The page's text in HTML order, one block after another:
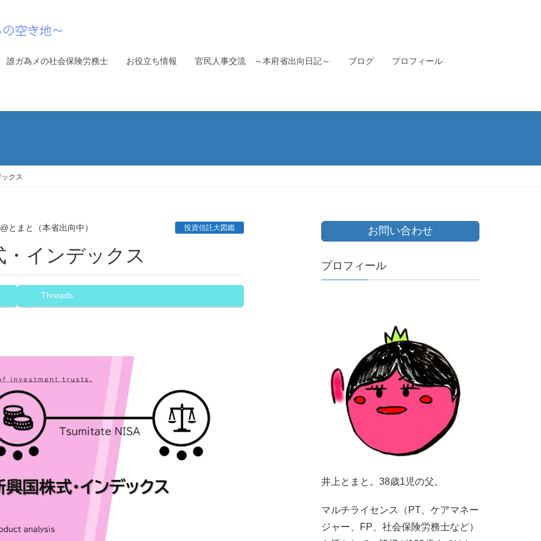
誰ガ為メの社会保険労務士 お役立ち情報 官民人事交流 ～本府省出向日記～ ブログ プロフィール
クス
とまと（本省出向中） 投資信託大図鑑
・インデックス
Threads
お問い合わせ
プロフィール
井上とまと。38歳1児の父。
マルチライセンス（PT、ケアマネー
ジャー、FP、社会保険労務士など）